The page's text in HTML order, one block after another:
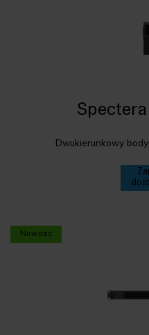
Spectera
Dwukierunkowy
Nowość